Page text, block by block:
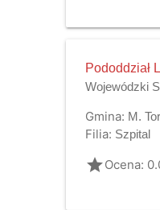
Pododdział
Wojewódzki
Gmina: M.
Filia: Szpital
gradeOcena: